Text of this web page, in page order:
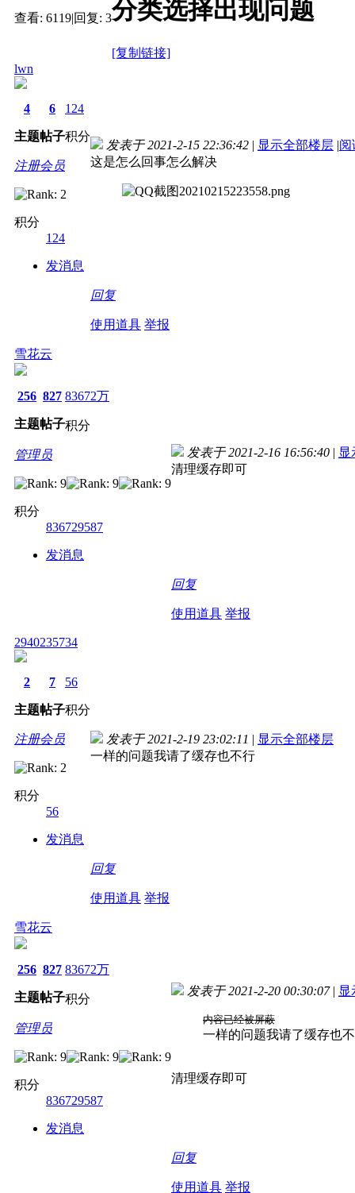
查看: 6119|回复: 3分类选择出现问题
[复制链接]
lwn
4
主题
6
帖子
124
积分
注册会员
积分
124
发消息
发表于 2021-2-15 22:36:42 | 显示全部楼层 |阅
这是怎么回事怎么解决
回复
使用道具 举报
雪花云
256
主题
827
帖子
83672万
积分
管理员
积分
836729587
发消息
发表于 2021-2-16 16:56:40 | 显
清理缓存即可
回复
使用道具 举报
2940235734
2
主题
7
帖子
56
积分
注册会员
积分
56
发消息
发表于 2021-2-19 23:02:11 | 显示全部楼层
一样的问题我请了缓存也不行
回复
使用道具 举报
雪花云
256
主题
827
帖子
83672万
积分
管理员
积分
836729587
发消息
发表于 2021-2-20 00:30:07 | 显
内容已经被屏蔽
一样的问题我请了缓存也
清理缓存即可
回复
使用道具 举报